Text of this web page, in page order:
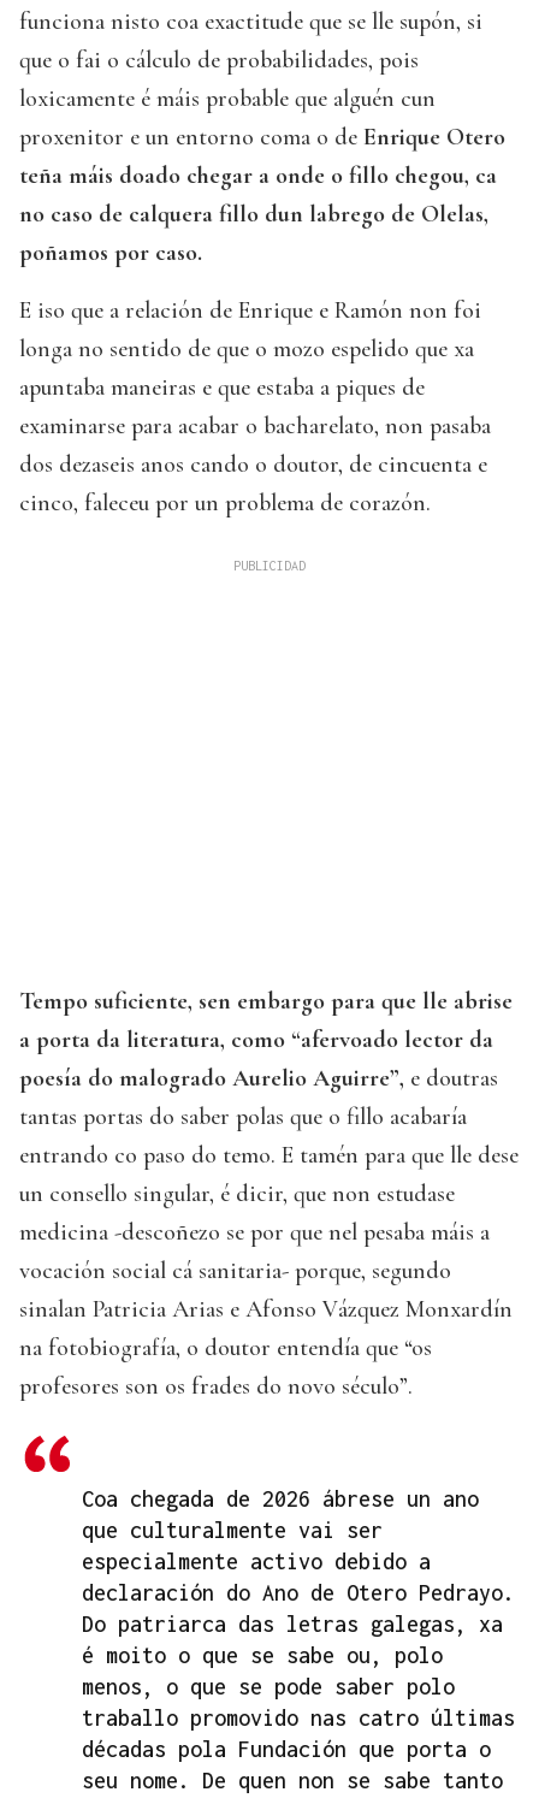
funciona nisto coa exactitude que se lle supón, si
que o fai o cálculo de probabilidades, pois
loxicamente é máis probable que alguén cun
proxenitor e un entorno coma o de Enrique Otero
teña máis doado chegar a onde o fillo chegou, ca
no caso de calquera fillo dun labrego de Olelas,
poñamos por caso.
E iso que a relación de Enrique e Ramón non foi
longa no sentido de que o mozo espelido que xa
apuntaba maneiras e que estaba a piques de
examinarse para acabar o bacharelato, non pasaba
dos dezaseis anos cando o doutor, de cincuenta e
cinco, faleceu por un problema de corazón.
Tempo suficiente, sen embargo para que lle abrise
a porta da literatura, como “afervoado lector da
poesía do malogrado Aurelio Aguirre”, e doutras
tantas portas do saber polas que o fillo acabaría
entrando co paso do temo. E tamén para que lle dese
un consello singular, é dicir, que non estudase
medicina -descoñezo se por que nel pesaba máis a
vocación social cá sanitaria- porque, segundo
sinalan Patricia Arias e Afonso Vázquez Monxardín
na fotobiografía, o doutor entendía que “os
profesores son os frades do novo século”.
Coa chegada de 2026 ábrese un ano
que culturalmente vai ser
especialmente activo debido a
declaración do Ano de Otero Pedrayo.
Do patriarca das letras galegas, xa
é moito o que se sabe ou, polo
menos, o que se pode saber polo
traballo promovido nas catro últimas
décadas pola Fundación que porta o
seu nome. De quen non se sabe tanto